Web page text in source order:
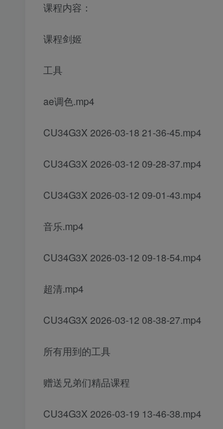
课程内容：
课程剑姬
工具
ae调色.mp4
CU34G3X 2026-03-18 21-36-45.mp4
CU34G3X 2026-03-12 09-28-37.mp4
CU34G3X 2026-03-12 09-01-43.mp4
音乐.mp4
CU34G3X 2026-03-12 09-18-54.mp4
超清.mp4
CU34G3X 2026-03-12 08-38-27.mp4
所有用到的工具
赠送兄弟们精品课程
CU34G3X 2026-03-19 13-46-38.mp4